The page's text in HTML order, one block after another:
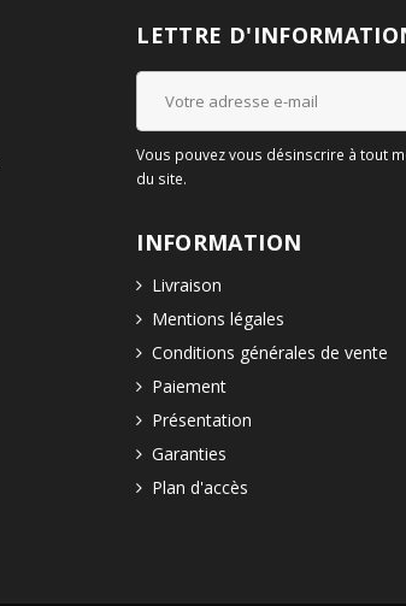
LETTRE
Vous pouvez vous désinscrire à tout
du site.
INFORMATION
Livraison
Mentions légales
Conditions générales de vente
Paiement
Présentation
Garanties
Plan d'accès